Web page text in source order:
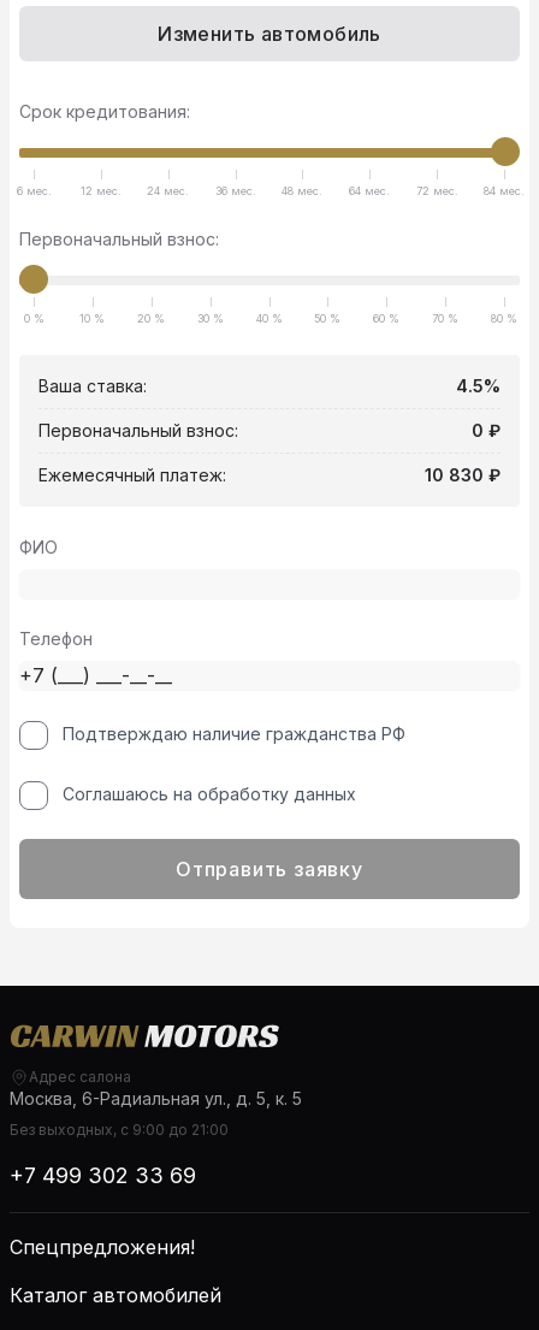
Изменить автомобиль
Срок кредитования:
6 мес. 12 мес. 24 мес. 36 мес. 48 мес. 64 мес. 72 мес. 84 мес.
Первоначальный взнос:
0 % 10 % 20 % 30 % 40 % 50 % 60 % 70 % 80 %
Ваша ставка: 4.5%
Первоначальный взнос: 0 ₽
Ежемесячный платеж: 10 830 ₽
ФИО
Телефон
Подтверждаю наличие гражданства РФ
Соглашаюсь на обработку данных
Отправить заявку
Адрес салона
Москва, 6-Радиальная ул., д. 5, к. 5
Без выходных, с 9:00 до 21:00
+7 499 302 33 69
Спецпредложения!
Каталог автомобилей